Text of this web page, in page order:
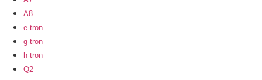
A8
e-tron
g-tron
h-tron
Q2